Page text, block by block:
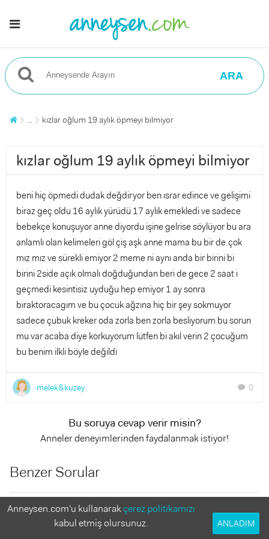
ARA
... kızlar oğlum 19 aylık öpmeyi bilmiyor
kızlar oğlum 19 aylık öpmeyi bilmiyor
beni hiç öpmedi dudak değdiryor ben ısrar edince ve gelişimi
biraz geç oldu 16 aylık yürüdü 17 aylık emekledi ve sadece
bebekçe konuşuyor anne diyordu işine gelrise söylüyor bu ara
anlamlı olan kelimeleri göl çiş aşk anne mama bu bir de.çok
mız mız ve sürekli emiyor 2 meme ni aynı anda bir birini bi
birini 2side açık olmalı doğduğundan beri de gece 2 saat i
geçmedi kesintisiz uyduğu hep emiyor 1 ay sonra
bıraktoracagım ve bu çocuk ağzına hiç bir şey sokmuyor
sadece çubuk kreker oda zorla ben zorla besliyorum bu sorun
mu var acaba diye korkuyorum lütfen bi akıl verin 2 çocuğum
bu benim ilkli böyle değildi
melek&kuzey chat 0
Bu soruya cevap verir misin?
Anneler deneyimlerinden faydalanmak istiyor!
Benzer Sorular
12 aylık kızıma uyku eğitimi nasıl verebilirim?
8 Yanıt
Anneysen.com'u kullanarakçerez politikamızı
kabul etmiş olursunuz.
ANLADIM